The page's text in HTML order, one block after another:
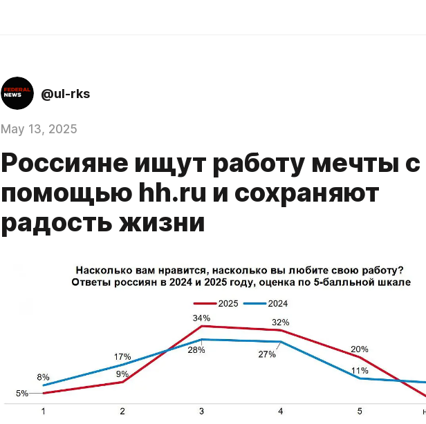
@ul-rks
May 13, 2025
Россияне ищут работу мечты с
помощью hh.ru и сохраняют
радость жизни